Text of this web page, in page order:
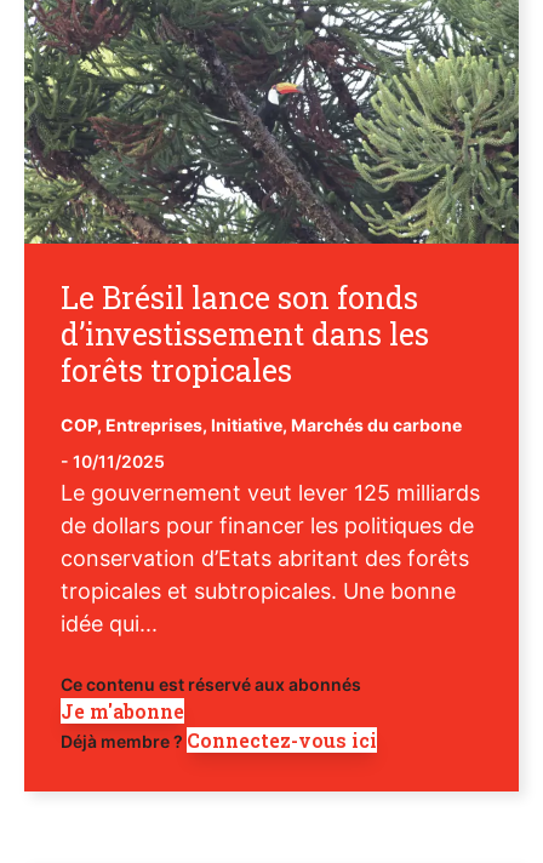
Le Brésil lance son fonds
d’investissement dans les
forêts tropicales
COP, Entreprises, Initiative, Marchés du carbone
- 10/11/2025
Le gouvernement veut lever 125 milliards
de dollars pour financer les politiques de
conservation d’Etats abritant des forêts
tropicales et subtropicales. Une bonne
idée qui...
Ce contenu est réservé aux abonnés
Je m'abonne
Déjà membre ? Connectez-vous ici